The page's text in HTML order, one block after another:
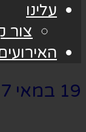
עלינו
צור
19 במאי 2017